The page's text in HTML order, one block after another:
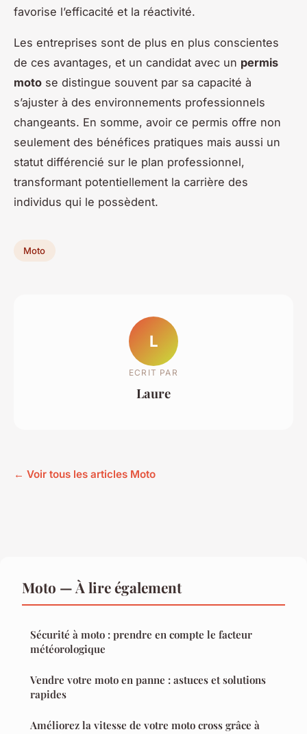
favorise l’efficacité et la réactivité.
Les entreprises sont de plus en plus conscientes
de ces avantages, et un candidat avec un permis
moto se distingue souvent par sa capacité à
s’ajuster à des environnements professionnels
changeants. En somme, avoir ce permis offre non
seulement des bénéfices pratiques mais aussi un
statut différencié sur le plan professionnel,
transformant potentiellement la carrière des
individus qui le possèdent.
Moto
L
ECRIT PAR
Laure
← Voir tous les articles Moto
Moto — À lire également
Sécurité à moto : prendre en compte le facteur
météorologique
Vendre votre moto en panne : astuces et solutions
rapides
Améliorez la vitesse de votre moto cross grâce à